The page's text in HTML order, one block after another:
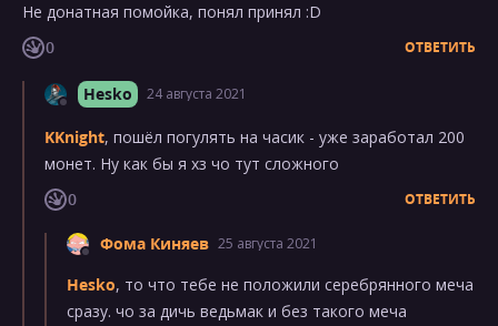
Не донатная помойка, понял принял :D
0
ОТВЕТИТЬ
Hesko 24 августа 2021
KKnight, пошёл погулять на часик - уже заработал 200
монет. Ну как бы я хз чо тут сложного
0
ОТВЕТИТЬ
Фома Киняев 25 августа 2021
Hesko, то что тебе не положили серебрянного меча
сразу. чо за дичь ведьмак и без такого меча